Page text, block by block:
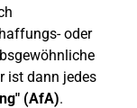
oder
ist dann jedes
(AfA).